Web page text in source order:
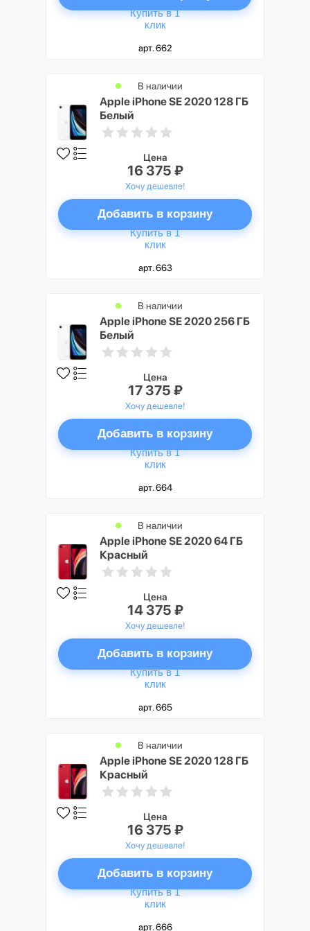
Купить в 1
клик
арт. 662
Apple iPhone SE 2020 128 ГБ
Белый
В наличии
Цена
16 375 ₽
Хочу дешевле!
Добавить в корзину
Купить в 1
клик
арт. 663
Apple iPhone SE 2020 256 ГБ
Белый
В наличии
Цена
17 375 ₽
Хочу дешевле!
Добавить в корзину
Купить в 1
клик
арт. 664
Apple iPhone SE 2020 64 ГБ
Красный
В наличии
Цена
14 375 ₽
Хочу дешевле!
Добавить в корзину
Купить в 1
клик
арт. 665
Apple iPhone SE 2020 128 ГБ
Красный
В наличии
Цена
16 375 ₽
Хочу дешевле!
Добавить в корзину
Купить в 1
клик
арт. 666